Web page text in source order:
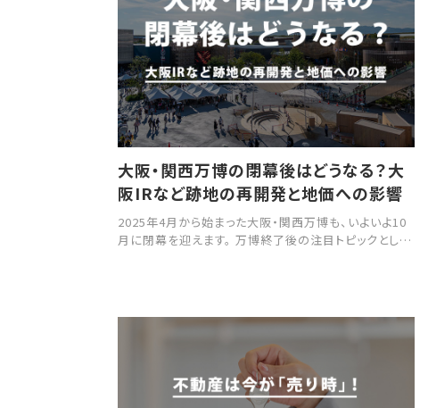
大阪・関西万博の閉幕後はどうなる？大
阪IRなど跡地の再開発と地価への影響
2025年4月から始まった大阪・関西万博も、いよいよ10
月に閉幕を迎えます。 万博終了後の注目トピックとし